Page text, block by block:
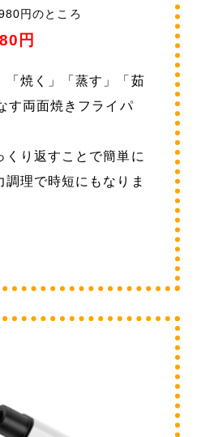
円のところ
円
「焼く」「蒸す」「茹
す両面焼きフライパ
くり返すことで簡単に
調理で時短にもなりま